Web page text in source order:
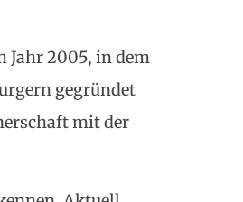
Jahr 2005, in dem
gegründet
mit der